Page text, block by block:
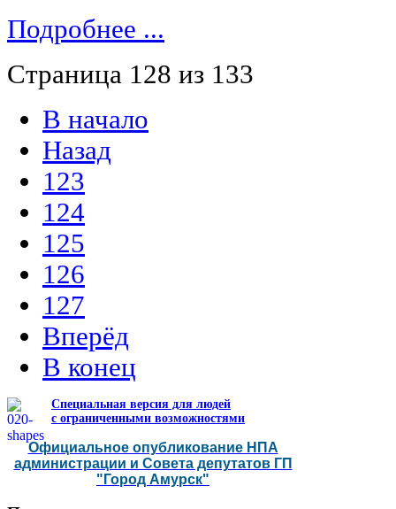
Подробнее ...
Страница 128 из 133
В начало
Назад
123
124
125
126
127
Вперёд
В конец
Специальная версия для людей
с ограниченными возможностями
Официальное опубликование НПА
администрации и Совета депутатов ГП
"Город Амурск"